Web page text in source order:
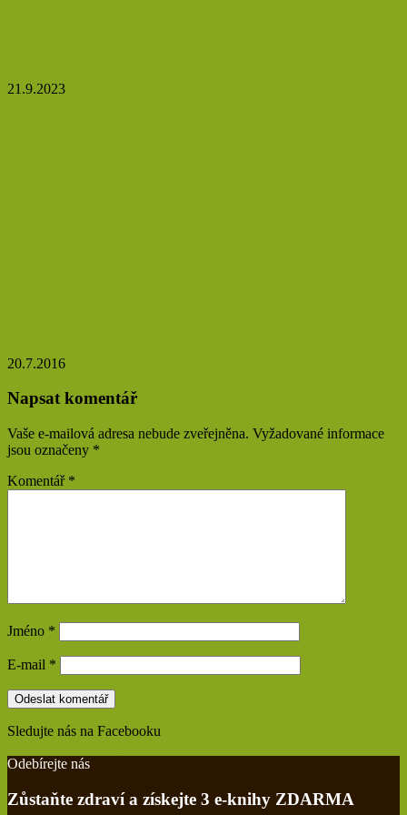
21.9.2023
20.7.2016
Napsat komentář
Vaše e-mailová adresa nebude zveřejněna. Vyžadované informace
jsou označeny *
Komentář *
Jméno *
E-mail *
Sledujte nás na Facebooku
Odebírejte nás
Zůstaňte zdraví a získejte 3 e-knihy ZDARMA